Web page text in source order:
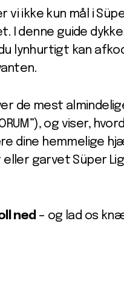
vi ikke kun mål i
denne guide
lynhurtigt kan
de mest
og viser,
dine hemmelige
garvet Süper
ned – og lad os